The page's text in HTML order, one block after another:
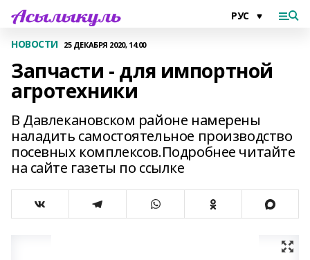
НОВОСТИ 25 ДЕКАБРЯ 2020, 14:00
Запчасти - для импортной
агротехники
В Давлекановском районе намерены
наладить самостоятельное производство
посевных комплексов.Подробнее читайте
на сайте газеты по ссылке